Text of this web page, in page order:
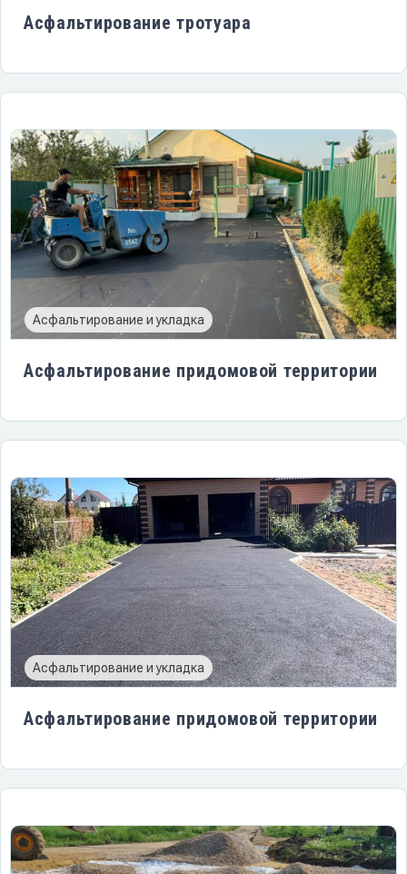
Асфальтирование тротуара
Асфальтирование и укладка
Асфальтирование придомовой территории
Асфальтирование и укладка
Асфальтирование придомовой территории